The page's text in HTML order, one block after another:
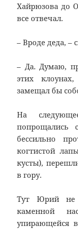
Хайрюзова до
все отвечал.
– Вроде деда, –
– Да. Думаю,
этих
замещал бы
На
попрощались
бессильно
когтистой
кусты),
в гору.
Тут Юрий не
каменной
упирающейся